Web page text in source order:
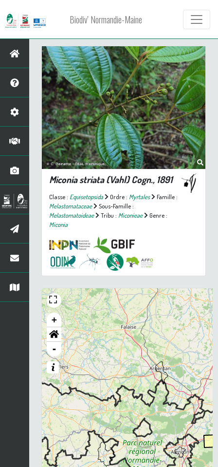
Biodiv' Normandie-Maine
Miconia striata(Vahl) Cogn., 1891
Classe : Equisetopsida Ordre : Myrtales
Famille :
Melastomataceae
Sous-Famille :
Melastomatoideae
Tribu : Miconieae
Genre :
Miconia
+
-